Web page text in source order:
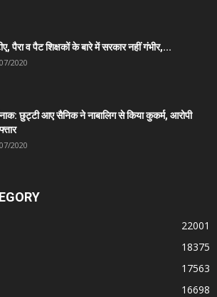
पैरा व पैट शिक्षकों के बारे में सरकार नहीं गंभीर,...
2020
छुट्टी आए सैनिक ने नाबालिग से किया कुकर्म, आरोपी
2020
22001
18375
17563
16698